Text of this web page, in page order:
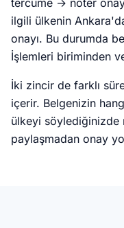
tercüme → noter
ilgili ülkenin
onayı. Bu durumda
İşlemleri biriminden
İki zincir de farklı
içerir. Belgenizin
ülkeyi söylediğinizde
paylaşmadan onay